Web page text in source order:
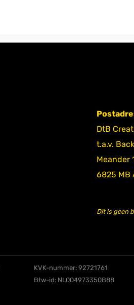
DtB
t.a.v.
Meander
6825 MB
Dit is geen
KVK-nummer: 92721761
Btw-id: NL004973350B88